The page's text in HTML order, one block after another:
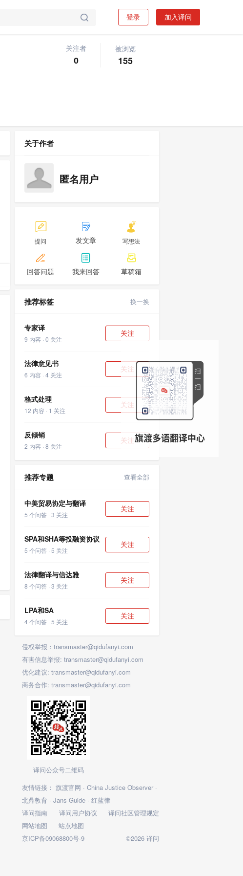
 登录 加入译问

关注者
0
被浏览
155
关于作者
匿名用户

提问

发文章

写想法

回答问题

我来回答

草稿箱
推荐标签 换一换
专家译
9 内容 · 0 关注
关注
法律意见书
6 内容 · 4 关注
关注
格式处理
12 内容 · 1 关注
关注
反倾销
2 内容 · 8 关注
关注
推荐专题 查看全部
中美贸易协定与翻译
5 个问答 · 3 关注
关注
SPA和SHA等投融资协议
5 个问答 · 5 关注
关注
法律翻译与信达雅
8 个问答 · 3 关注
关注
LPA和SA
4 个问答 · 5 关注
关注
侵权举报：transmaster@qidufanyi.com
有害信息举报: transmaster@qidufanyi.com
优化建议: transmaster@qidufanyi.com
商务合作: transmaster@qidufanyi.com
译问公众号二维码
友情链接： 旗渡官网 · China Justice Observer ·
北鼎教育 · Jans Guide · 红蓝律
译问指南
译问用户协议
译问社区管理规定
网站地图
站点地图
京ICP备09068800号-9
©2026 译问